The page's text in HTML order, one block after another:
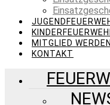
MITGLIED
KONTAKT